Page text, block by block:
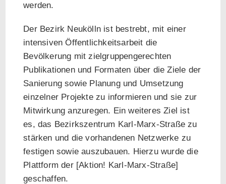
werden.
Der Bezirk Neukölln ist bestrebt, mit einer
intensiven Öffentlichkeitsarbeit die
Bevölkerung mit zielgruppengerechten
Publikationen und Formaten über die Ziele der
Sanierung sowie Planung und Umsetzung
einzelner Projekte zu informieren und sie zur
Mitwirkung anzuregen. Ein weiteres Ziel ist
es, das Bezirkszentrum Karl-Marx-Straße zu
stärken und die vorhandenen Netzwerke zu
festigen sowie auszubauen. Hierzu wurde die
Plattform der [Aktion! Karl-Marx-Straße]
geschaffen.